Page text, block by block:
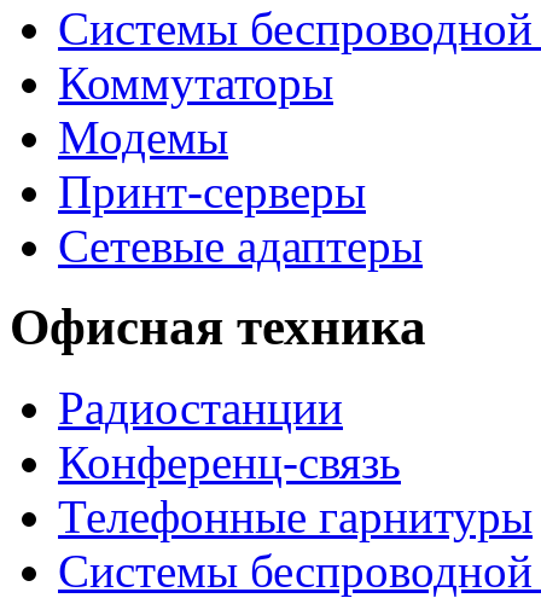
Системы беспроводной
Коммутаторы
Модемы
Принт-серверы
Сетевые адаптеры
Офисная техника
Радиостанции
Конференц-связь
Телефонные гарнитуры
Системы беспроводной